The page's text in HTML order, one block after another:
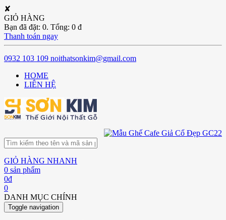
✘
GIỎ HÀNG
Bạn đã đặt: 0. Tổng: 0 đ
Thanh toán ngay
0932 103 109 noithatsonkim@gmail.com
HOME
LIÊN HỆ
GIỎ HÀNG NHANH
0 sản phẩm
0đ
0
DANH MỤC CHÍNH
Toggle navigation